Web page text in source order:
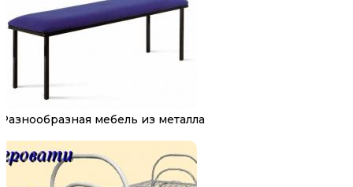
Разнообразная мебель из металла